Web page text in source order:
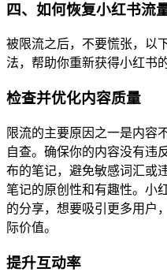
四、如何恢复小红书流
被限流之后，不要慌张，以
法，帮助你重新获得小红书
检查并优化内容质量
限流的主要原因之一是内容
自查。确保你的内容没有违
布的笔记，避免敏感词汇或
笔记的原创性和有趣性。小
的分享，想要吸引更多用户
际价值。
提升互动率